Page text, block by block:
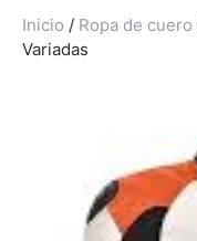
Inicio / Ropa de cuero
Variadas